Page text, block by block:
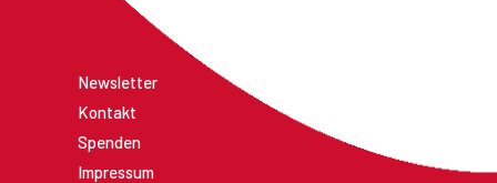
Newsletter
Kontakt
Spenden
Impressum